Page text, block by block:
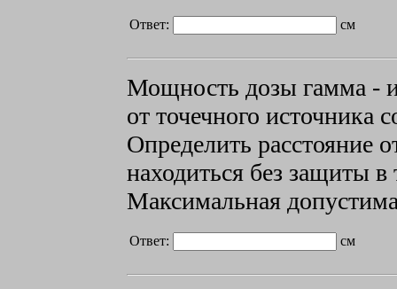
Ответ: см
Мощность дозы гамма -
от точечного источника
Определить расстояние
находиться без защиты в
Максимальная
Ответ: см